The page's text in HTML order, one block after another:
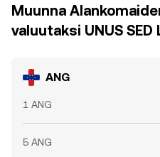
Muunna
valuutaksi UNUS SED
ANG
1 ANG
5 ANG